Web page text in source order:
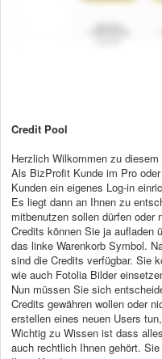
Credit Pool
Herzlich Wilkommen zu
Als BizProfit Kunde im Pro
Kunden ein eigenes Log-in
Es liegt dann an Ihnen zu
mitbenutzen sollen dürfen oder
Credits können Sie ja aufladen
das linke Warenkorb Symbol.
sind die Credits verfügbar. Sie
wie auch Fotolia Bilder
Nun müssen Sie sich
Credits gewähren wollen oder
erstellen eines neuen Users
Wichtig zu Wissen ist dass
auch rechtlich Ihnen gehört.